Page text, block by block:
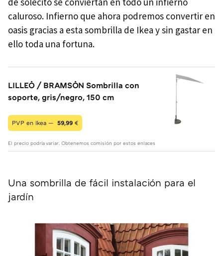
caluroso. Infierno que ahora podremos convertir en
oasis gracias a esta sombrilla de Ikea y sin gastar en
ello toda una fortuna.
LILLEÖ / BRAMSÖN Sombrilla con
soporte, gris/negro, 150 cm
PVP en Ikea — 59,99 €
El precio podría variar. Obtenemos comisión por estos enlaces
Una sombrilla de fácil instalación para el
jardín